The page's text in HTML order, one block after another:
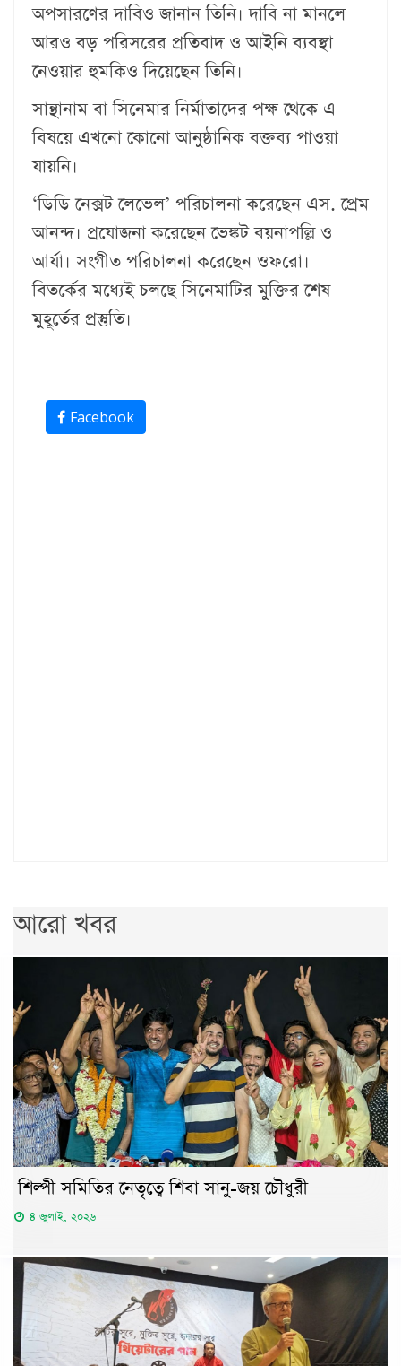
অপসারণের দাবিও জানান তিনি। দাবি না মানলে
আরও বড় পরিসরের প্রতিবাদ ও আইনি ব্যবস্থা
নেওয়ার হুমকিও দিয়েছেন তিনি।
সান্থানাম বা সিনেমার নির্মাতাদের পক্ষ থেকে এ
বিষয়ে এখনো কোনো আনুষ্ঠানিক বক্তব্য পাওয়া
যায়নি।
‘ডিডি নেক্সট লেভেল’ পরিচালনা করেছেন এস. প্রেম
আনন্দ। প্রযোজনা করেছেন ভেঙ্কট বয়নাপল্লি ও
আর্যা। সংগীত পরিচালনা করেছেন ওফরো।
বিতর্কের মধ্যেই চলছে সিনেমাটির মুক্তির শেষ
মুহূর্তের প্রস্তুতি।
Facebook
আরো খবর
শিল্পী সমিতির নেতৃত্বে শিবা সানু-জয় চৌধুরী
৪ জুলাই, ২০২৬